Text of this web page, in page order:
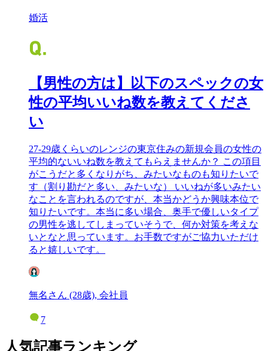
婚活
【男性の方は】以下のスペックの女
性の平均いいね数を教えてくださ
い
27-29歳くらいのレンジの東京住みの新規会員の女性の
平均的ないいね数を教えてもらえませんか？ この項目
がこうだと多くなりがち、みたいなものも知りたいで
す（割り勘だと多い、みたいな） いいねが多いみたい
なことを言われるのですが、本当かどうか興味本位で
知りたいです。本当に多い場合、奥手で優しいタイプ
の男性を逃してしまっていそうで、何か対策を考えな
いとなと思っています。お手数ですがご協力いただけ
ると嬉しいです。
無名さん (28歳), 会社員
7
人気記事ランキング